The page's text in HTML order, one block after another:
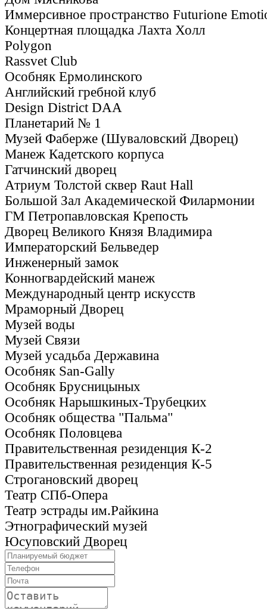
Иммерсивное пространство Futurione
Концертная площадка Лахта Холл
Polygon
Rassvet Club
Особняк Ермолинского
Английский гребной клуб
Design District DAA
Планетарий № 1
Музей Фаберже (Шуваловский Дворец)
Манеж Кадетского корпуса
Гатчинский дворец
Атриум Толстой сквер Raut Hall
Большой Зал Академической Филармонии
ГМ Петропавловская Крепость
Дворец Великого Князя Владимира
Императорский Бельведер
Инженерный замок
Конногвардейский манеж
Международный центр искусств
Мраморный Дворец
Музей воды
Музей Связи
Музей усадьба Державина
Особняк San-Gally
Особняк Брусницыных
Особняк Нарышкиных-Трубецких
Особняк общества "Пальма"
Особняк Половцева
Правительственная резиденция К-2
Правительственная резиденция К-5
Строгановский дворец
Театр СПб-Опера
Театр эстрады им.Райкина
Этнографический музей
Юсуповский Дворец